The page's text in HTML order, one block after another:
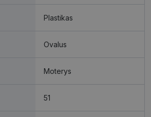
Plastikas
Ovalus
Moterys
51
Neklasifikuoti
slapukai